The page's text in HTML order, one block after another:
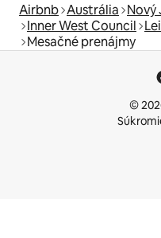
Airbnb Austrália Nový
Inner West Council
Mesačné prenájmy
©